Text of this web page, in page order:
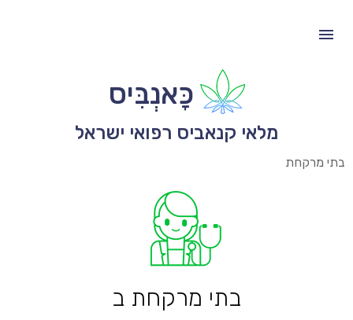
כָּאנְבִּיס
מלאי קנאביס רפואי ישראל
בתי מרקחת
בתי מרקחת ב